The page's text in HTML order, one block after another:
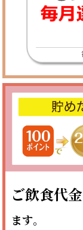
ご飲食代金
ます。